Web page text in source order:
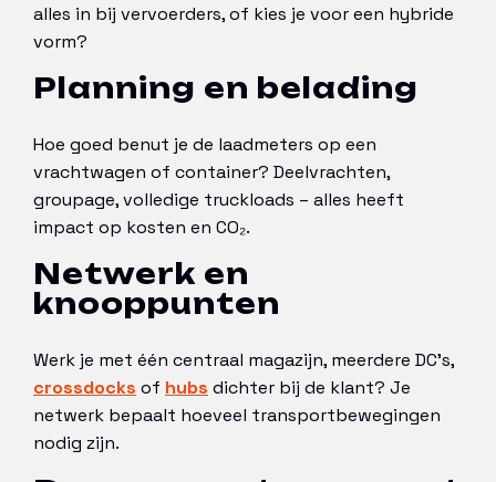
alles in bij vervoerders, of kies je voor een hybride
vorm?
Planning en belading
Hoe goed benut je de laadmeters op een
vrachtwagen of container? Deelvrachten,
groupage, volledige truckloads – alles heeft
impact op kosten en CO₂.
Netwerk en
knooppunten
Werk je met één centraal magazijn, meerdere DC’s,
crossdocks of hubs dichter bij de klant? Je
netwerk bepaalt hoeveel transportbewegingen
nodig zijn.